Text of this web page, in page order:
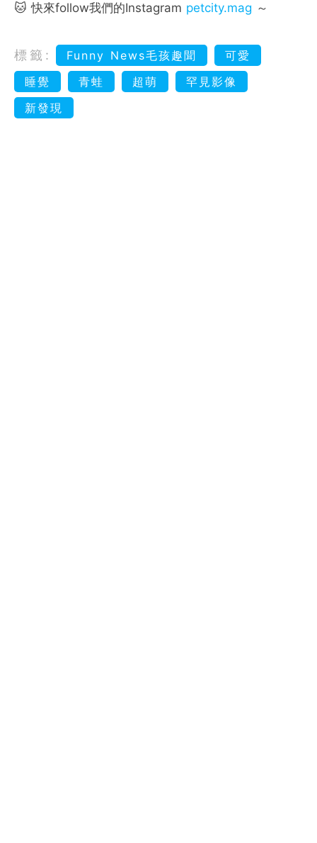
🐱 快來follow我們的Instagram petcity.mag ～
標籤: Funny News毛孩趣聞
可愛
睡覺
青蛙 超萌
罕見影像
新發現